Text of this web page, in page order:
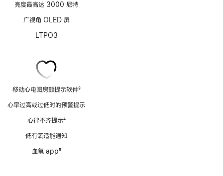
亮度最高达 3000 尼特
广视角 OLED 屏
LTPO3
移动心电图房颤提示软件3
心率过高或过低时的预警提示
心律不齐提示4
低有氧适能通知
血氧 app5